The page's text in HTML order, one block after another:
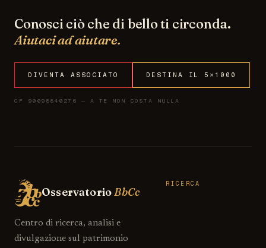
Conosci ciò che di bello ti circonda.
Aiutaci ad aiutare.
DIVENTA ASSOCIATO DESTINA IL 5×1000
CF 90098840276 — A TE NON COSTA NULLA
OsservatorioBbCc
Centro di ricerca, analisi e
divulgazione sul patrimonio
RICERCA